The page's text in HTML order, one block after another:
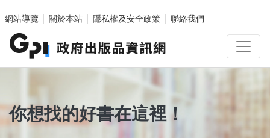
網站導覽
關於本站 隱私權及安全政策 聯絡我們
你想找的好書在這裡！